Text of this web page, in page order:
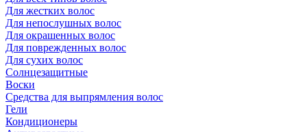
Для жестких волос
Для непослушных волос
Для окрашенных волос
Для поврежденных волос
Для сухих волос
Солнцезащитные
Воски
Средства для выпрямления волос
Гели
Кондиционеры